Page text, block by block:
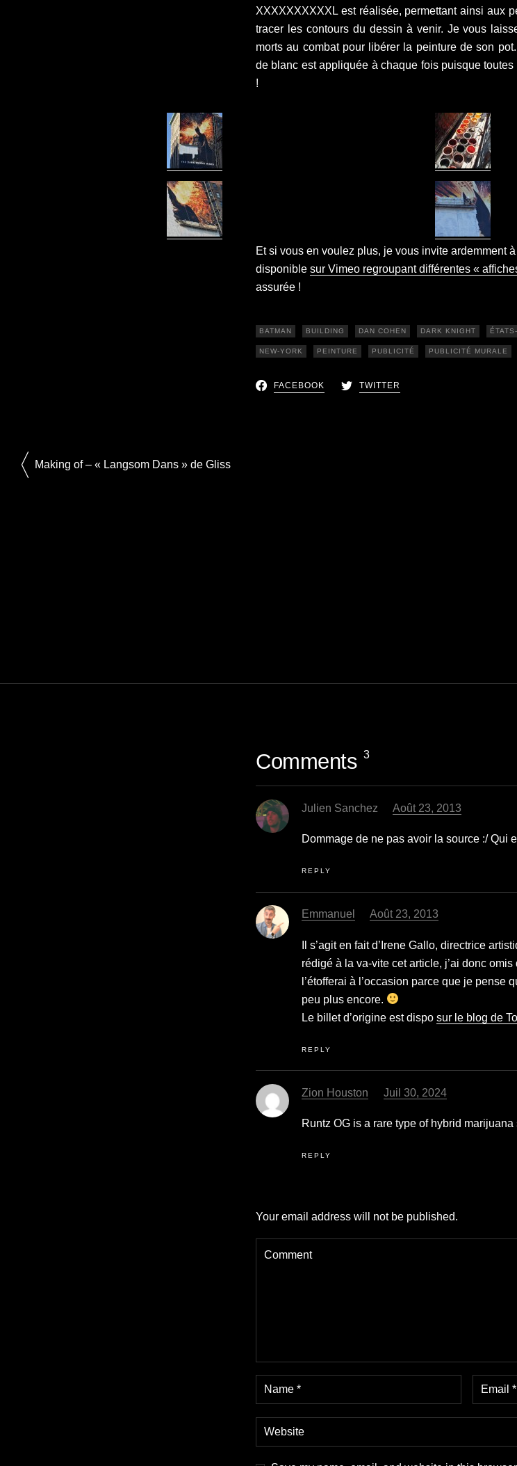
XXXXXXXXXXL est réalisée, permettant ainsi aux
tracer les contours du dessin à venir. Je vous
morts au combat pour libérer la peinture de son
de blanc est appliquée à chaque fois puisque
!
Et si vous en voulez plus, je vous invite ardemment
disponible sur Vimeo regroupant différentes «
assurée !
BATMAN BUILDING DAN COHEN DARK KNIGHT
NEW-YORK PEINTURE PUBLICITÉ PUBLICITÉ MURALE
FACEBOOK TWITTER
Making of – « Langsom Dans » de Gliss
Comments 3
Julien Sanchez Août 23, 2013
Dommage de ne pas avoir la source :/ Qui
REPLY
Emmanuel Août 23, 2013
Il s’agit en fait d’Irene Gallo, directrice
rédigé à la va-vite cet article, j’ai donc
l’étofferai à l’occasion parce que je pense
peu plus encore.
Le billet d’origine est dispo sur le blog de
REPLY
Zion Houston Juil 30, 2024
Runtz OG is a rare type of hybrid marijuana
REPLY
Your email address will not be published.